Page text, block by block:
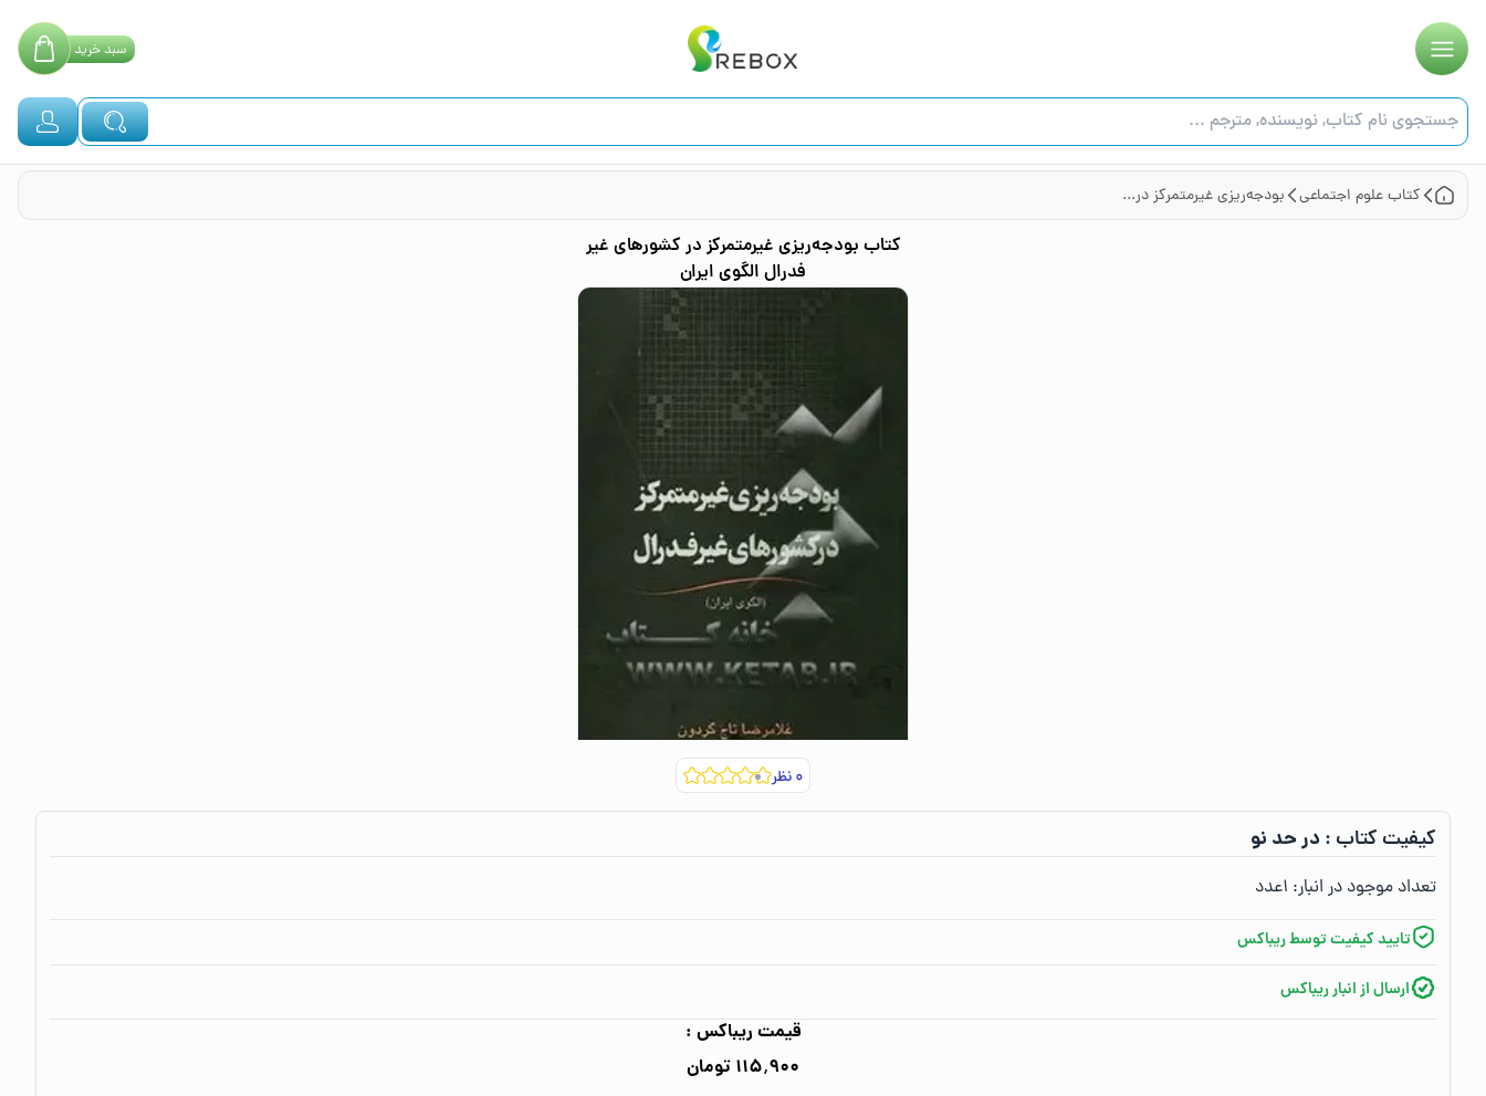
سبدخرید
کتابعلوم اجتماعی بودجه‌‌ریزی غیرمتمرکز در کشورهای غیر فدرال الگوی ایران
کتاب بودجه‌‌ریزی غیرمتمرکز در کشورهای غیر
فدرال الگوی ایران
۰نظر
کیفیت کتاب :‌در حد نو
تعداد موجود در انبار:‌ ۱عدد
تایید کیفیت توسط ریباکس
ارسال از انبار ریباکس
قیمت ریباکس :
۱۱۵٬۹۰۰ تومان